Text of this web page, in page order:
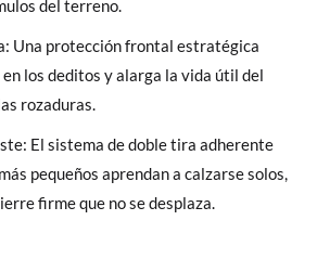
del terreno.
Una protección frontal estratégica
los deditos y alarga la vida útil del
rozaduras.
El sistema de doble tira adherente
pequeños aprendan a calzarse solos,
firme que no se desplaza.